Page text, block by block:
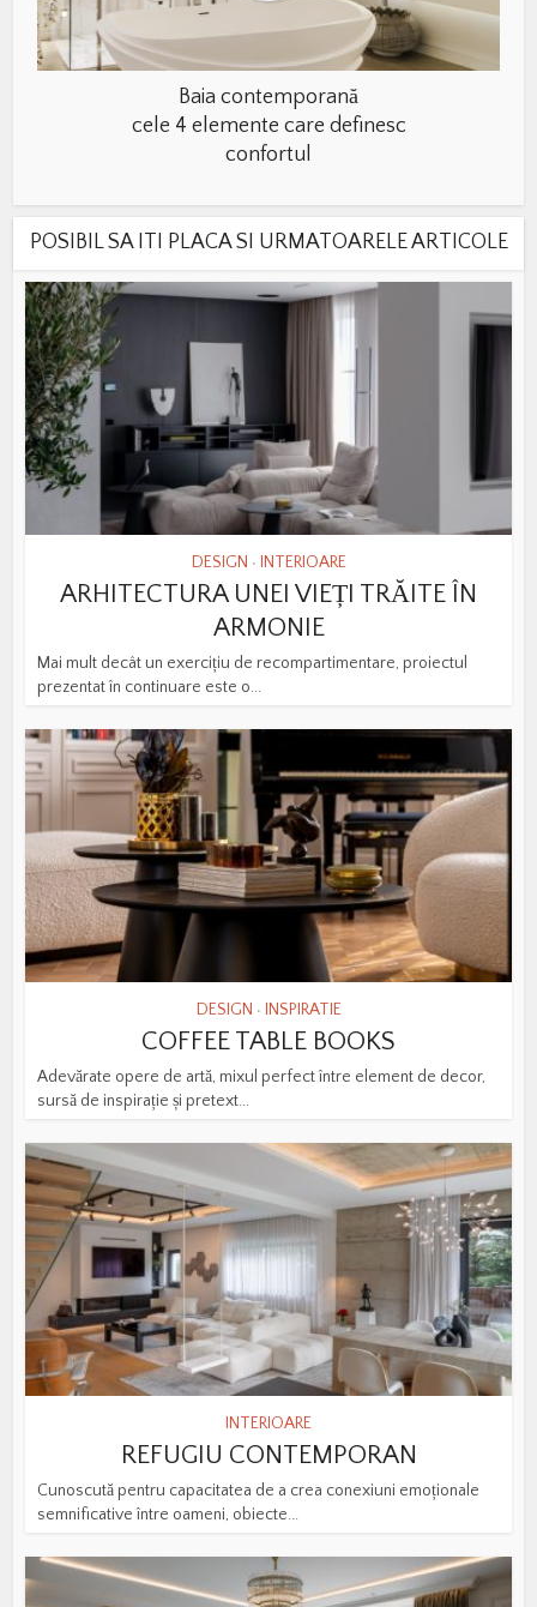
Baia contemporană
cele 4 elemente care definesc
confortul
POSIBIL SA ITI PLACA SI URMATOARELE ARTICOLE
DESIGN • INTERIOARE
ARHITECTURA UNEI VIEȚI TRĂITE ÎN
ARMONIE
Mai mult decât un exercițiu de recompartimentare, proiectul
prezentat în continuare este o...
DESIGN • INSPIRATIE
COFFEE TABLE BOOKS
Adevărate opere de artă, mixul perfect între element de decor,
sursă de inspirație și pretext...
INTERIOARE
REFUGIU CONTEMPORAN
Cunoscută pentru capacitatea de a crea conexiuni emoționale
semnificative între oameni, obiecte...